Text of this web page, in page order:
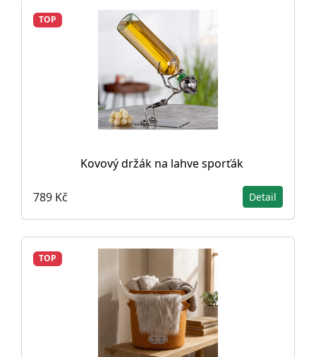
TOP
Kovový držák na lahve sporťák
789 Kč Detail
TOP